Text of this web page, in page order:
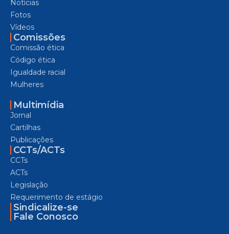
Notícias
Fotos
Vídeos
Comissões
Comissão ética
Código ética
Igualdade racial
Mulheres
Multimídia
Jornal
Cartilhas
Publicações
CCTs/ACTs
CCTs
ACTs
Legislação
Requerimento de estágio
Sindicalize-se
Fale Conosco